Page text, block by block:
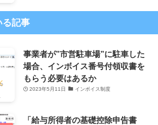
る記事
事業者が”市営駐車場”に駐車した
場合、インボイス番号付領収書を
もらう必要はあるか
2023年5月11日 インボイス制度
「給与所得者の基礎控除申告書